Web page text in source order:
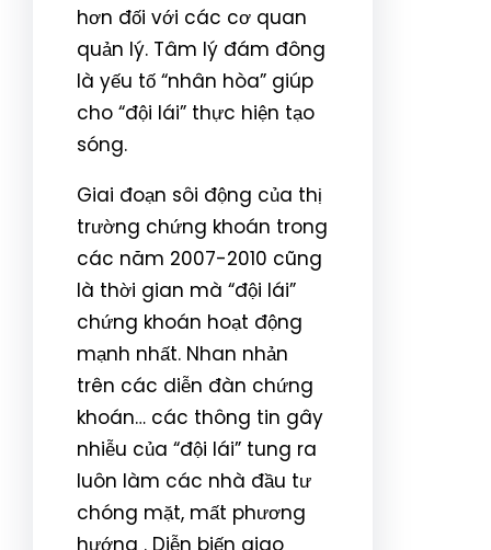
hơn đối với các cơ quan
quản lý. Tâm lý đám đông
là yếu tố “nhân hòa” giúp
cho “đội lái” thực hiện tạo
sóng.
Giai đoạn sôi động của thị
trường chứng khoán trong
các năm 2007-2010 cũng
là thời gian mà “đội lái”
chứng khoán hoạt động
mạnh nhất. Nhan nhản
trên các diễn đàn chứng
khoán… các thông tin gây
nhiễu của “đội lái” tung ra
luôn làm các nhà đầu tư
chóng mặt, mất phương
hướng . Diễn biến giao